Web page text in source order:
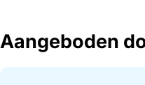
Aangeboden